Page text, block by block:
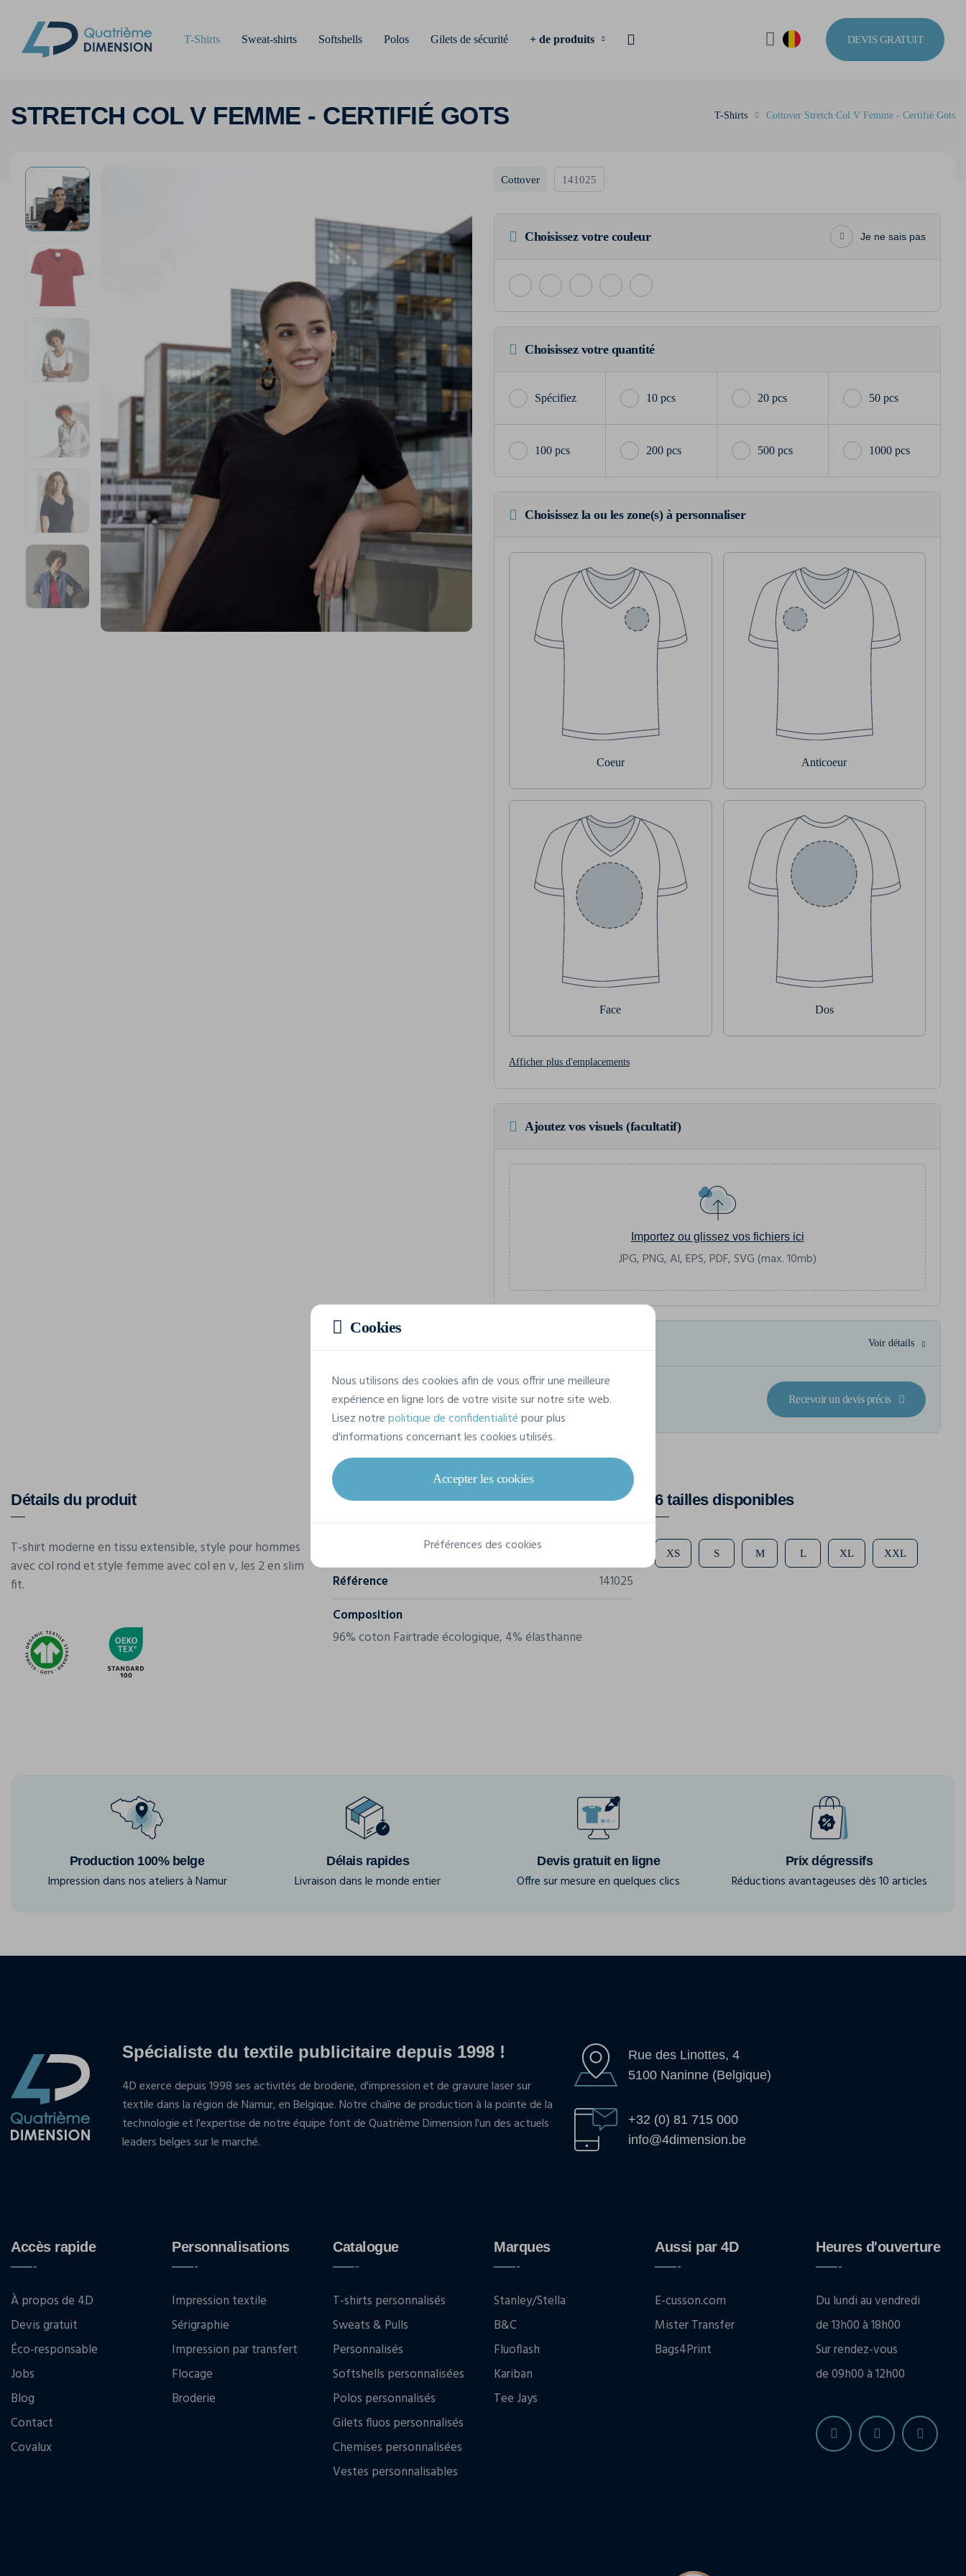
T-Shirts Sweat-shirts Softshells Polos Gilets de sécurité + de produits DEVIS GRATUIT
STRETCH COL V FEMME - CERTIFIÉ GOTS T-Shirts Cottover Stretch Col V Femme - Certifié Gots
Cottover 141025
Choisissez votre couleur Je ne sais pas
Choisissez votre quantité
10 pcs 20 pcs 50 pcs
100 pcs 200 pcs 500 pcs 1000 pcs
Choisissez la ou les zone(s) à personnaliser
Coeur Anticoeur
Face Dos
Afficher plus d'emplacements
Ajoutez vos visuels (facultatif)
Importez ou glissez vos fichiers ici
JPG, PNG, AI, EPS, PDF, SVG (max. 10mb)
Voir détails
Recevoir un devis précis
Détails du produit
T-shirt moderne en tissu extensible, style pour hommes
avec col rond et style femme avec col en v, les 2 en slim
fit.
Caractéristiques
Référence
141025
Composition
96% coton Fairtrade écologique, 4% élasthanne
6 tailles disponibles
XS S M L XL XXL
Production 100% belge
Impression dans nos ateliers à Namur
Délais rapides
Livraison dans le monde entier
Devis gratuit en ligne
Offre sur mesure en quelques clics
Prix dégressifs
Réductions avantageuses dès 10 articles
Spécialiste du textile publicitaire depuis 1998 !
4D exerce depuis 1998 ses activités de broderie, d'impression et de gravure laser sur
textile dans la région de Namur, en Belgique. Notre chaîne de production à la pointe de la
technologie et l'expertise de notre équipe font de Quatrième Dimension l'un des actuels
leaders belges sur le marché.
Rue des Linottes, 4
5100 Naninne (Belgique)
+32 (0) 81 715 000
info@4dimension.be
Accès rapide
À propos de 4D
Devis gratuit
Éco-responsable
Jobs
Blog
Contact
Covalux
Personnalisations
Impression textile
Sérigraphie
Impression par transfert
Flocage
Broderie
Catalogue
T-shirts personnalisés
Sweats & Pulls
Personnalisés
Softshells personnalisées
Polos personnalisés
Gilets fluos personnalisés
Chemises personnalisées
Vestes personnalisables
Marques
Stanley/Stella
B&C
Fluoflash
Kariban
Tee Jays
Aussi par 4D
E-cusson.com
Mister Transfer
Bags4Print
Heures d'ouverture
Du lundi au vendredi
de 13h00 à 18h00
Sur rendez-vous
de 09h00 à 12h00
Cookies
Nous utilisons des cookies afin de vous offrir une meilleure
expérience en ligne lors de votre visite sur notre site web.
Lisez notrepolitique de confidentialitépour plus
d'informations concernant les cookies utilisés.
Accepter les cookies
Préférences des cookies